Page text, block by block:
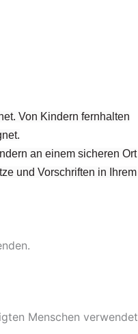
Von Kindern fernhalten
an einem sicheren Ort
und Vorschriften in Ihrem
Menschen verwendet